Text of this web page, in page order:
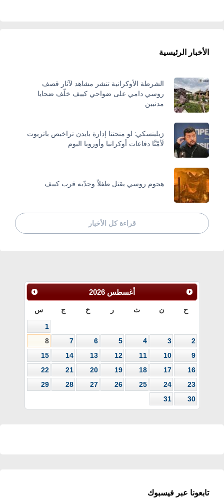
الأخبار الرئيسية
الشرطة الأوكرانية تنشر مشاهد لآثار قصف
روسي دامي على ضواحي كييف خلّف ضحايا
مدنيين
زيلينسكي: لو منحتنا إدارة بايدن تراخيص باتريوت
لَأمّنَّا دفاعات أوكرانيا وأوروبا اليوم
هجوم روسي يقتل طفلاً وجدّيه قرب كييف
قراءة كل الأخبار
أغسطس 2026
ح ن ث ر خ ج س
1
2
3
4
5
6
7
8
9
10
11
12
13
14
15
16
17
18
19
20
21
22
23
24
25
26
27
28
29
30
31
تابعونا عبر فيسبوك